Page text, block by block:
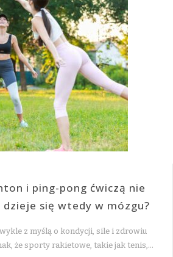
i ping-pong ćwiczą nie
dzieje się wtedy w mózgu?
z myślą o kondycji, sile i zdrowiu
że sporty rakietowe, takie jak tenis,…